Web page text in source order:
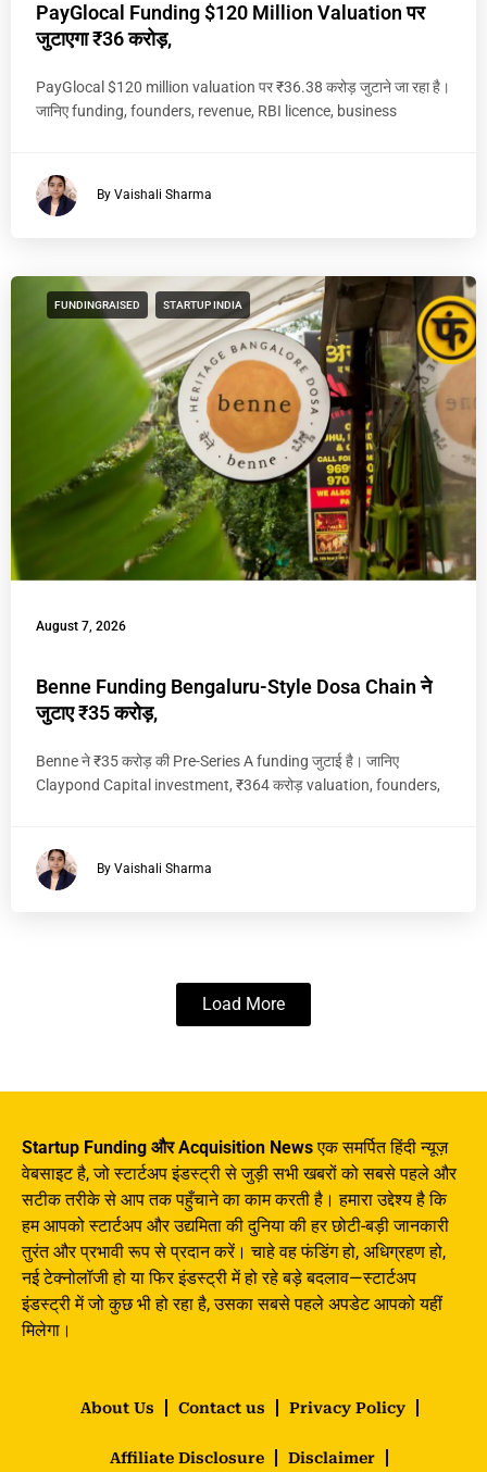
PayGlocal Funding $120 Million Valuation पर
जुटाएगा ₹36 करोड़,
PayGlocal $120 million valuation पर ₹36.38 करोड़ जुटाने जा रहा है।
जानिए funding, founders, revenue, RBI licence, business
By Vaishali Sharma
FUNDINGRAISED STARTUP INDIA
August 7, 2026
Benne Funding Bengaluru-Style Dosa Chain ने
जुटाए ₹35 करोड़,
Benne ने ₹35 करोड़ की Pre-Series A funding जुटाई है। जानिए
Claypond Capital investment, ₹364 करोड़ valuation, founders,
By Vaishali Sharma
Load More
Startup Funding और Acquisition Newsएक समर्पित हिंदी न्यूज़
वेबसाइट है, जो स्टार्टअप इंडस्ट्री से जुड़ी सभी खबरों को सबसे पहले और
सटीक तरीके से आप तक पहुँचाने का काम करती है। हमारा उद्देश्य है कि
हम आपको स्टार्टअप और उद्यमिता की दुनिया की हर छोटी-बड़ी जानकारी
तुरंत और प्रभावी रूप से प्रदान करें। चाहे वह फंडिंग हो, अधिग्रहण हो,
नई टेक्नोलॉजी हो या फिर इंडस्ट्री में हो रहे बड़े बदलाव—स्टार्टअप
इंडस्ट्री में जो कुछ भी हो रहा है, उसका सबसे पहले अपडेट आपको यहीं
मिलेगा।
About Us Contact us Privacy Policy
Affiliate Disclosure Disclaimer